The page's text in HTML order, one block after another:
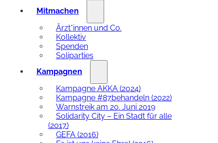
Mitmachen
Ärzt*innen und Co.
Kollektiv
Spenden
Soliparties
Kampagnen
Kampagne AKKA (2024)
Kampagne #87behandeln (2022)
Warnstreik am 20. Juni 2019
Solidarity City – Ein Stadt für alle
(2017)
GEFA (2016)